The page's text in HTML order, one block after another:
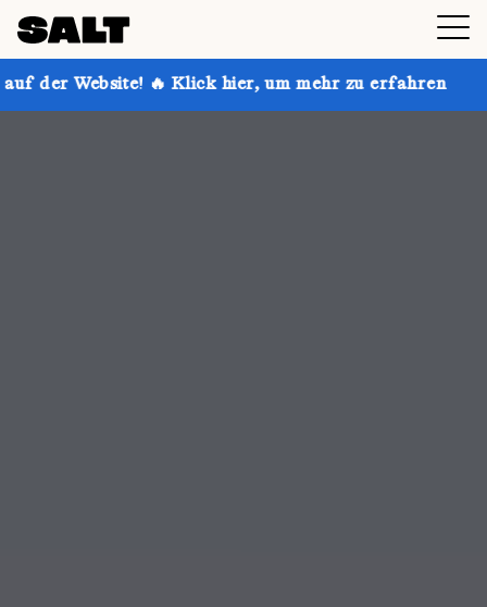
hier, um mehr zu erfahren Hol dir bis zu 30 %